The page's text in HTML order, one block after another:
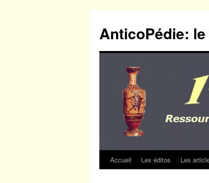
contenu
AnticoPédie:
Accueil Les éditos Les